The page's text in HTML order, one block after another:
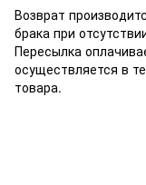
Возврат
брака при
Пересылка
осуществляется в
товара.